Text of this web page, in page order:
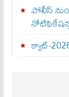
పోలీస్
క్యాట్-